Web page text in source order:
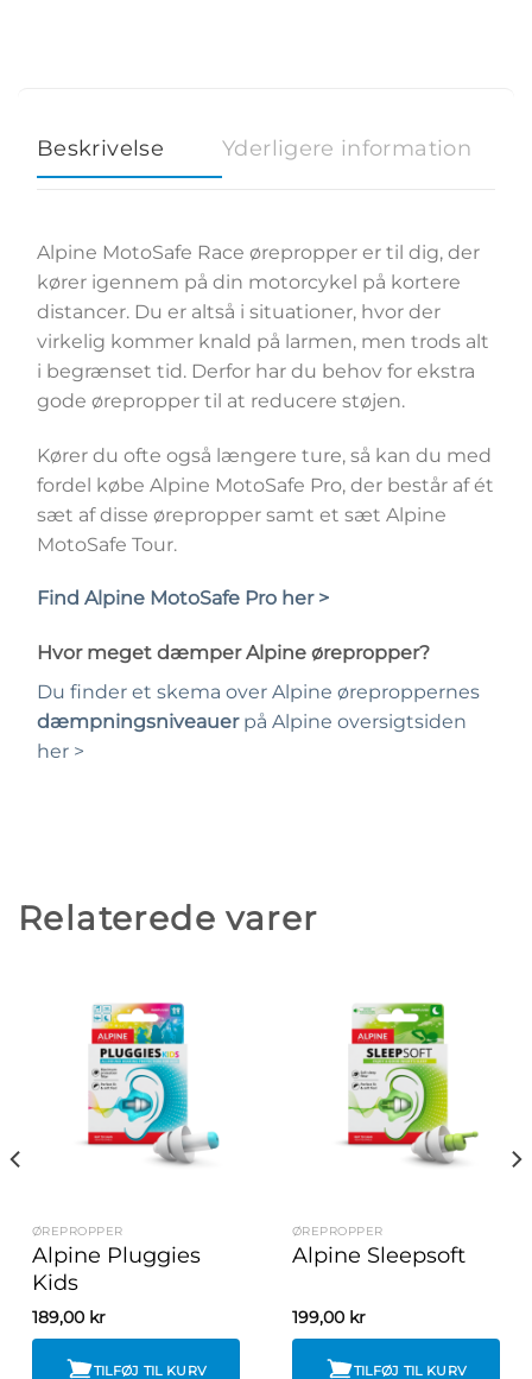
Beskrivelse Yderligere information
Alpine MotoSafe Race ørepropper er til dig, der
kører igennem på din motorcykel på kortere
distancer. Du er altså i situationer, hvor der
virkelig kommer knald på larmen, men trods alt
i begrænset tid. Derfor har du behov for ekstra
gode ørepropper til at reducere støjen.
Kører du ofte også længere ture, så kan du med
fordel købe Alpine MotoSafe Pro, der består af ét
sæt af disse ørepropper samt et sæt Alpine
MotoSafe Tour.
Find Alpine MotoSafe Pro her >
Hvor meget dæmper Alpine ørepropper?
Du finder et skema over Alpine øreproppernes
dæmpningsniveauerpå Alpine oversigtsiden
her >
Relaterede varer
ØREPROPPER
Alpine Pluggies
Kids
189,00 kr
TILFØJ TIL KURV
ØREPROPPER
Alpine Sleepsoft
199,00 kr
TILFØJ TIL KURV